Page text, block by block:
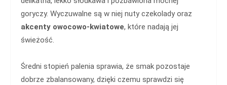
goryczy. Wyczuwalne są w niej nuty czekolady oraz
akcenty owocowo-kwiatowe, które nadają jej
świeżość.
Średni stopień palenia sprawia, że smak pozostaje
dobrze zbalansowany, dzięki czemu sprawdzi się